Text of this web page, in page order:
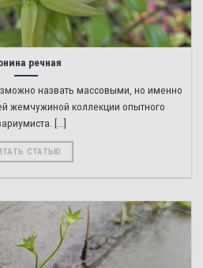
речная
назвать массовыми, но именно
жемчужиной коллекции опытного
[...]
СТАТЬЮ